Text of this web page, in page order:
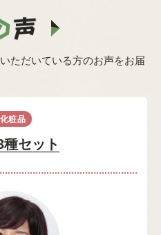
ただいている方のお声をお届
粧品
セット